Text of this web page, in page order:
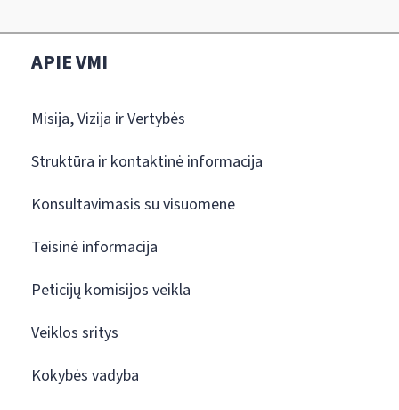
APIE VMI
Misija, Vizija ir Vertybės
Struktūra ir kontaktinė informacija
Konsultavimasis su visuomene
Teisinė informacija
Peticijų komisijos veikla
Veiklos sritys
Kokybės vadyba